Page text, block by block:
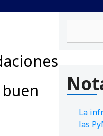
La
las